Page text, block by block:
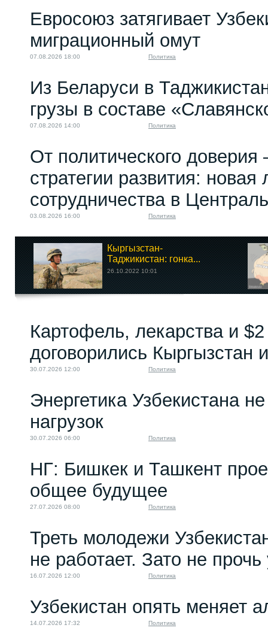
Евросоюз затягивает
миграционный омут
07.08.2026 18:00 Политика
Из Беларуси в
грузы в составе
07.08.2026 14:00 Политика
От политического
стратегии развития: новая
сотрудничества в
03.08.2026 16:00 Политика
Кыргызстан-
Таджикистан: гонка...
26.10.2022 10:01
Картофель, лекарства и
договорились Кыргызстан
30.07.2026 12:00 Политика
Энергетика Узбекистана
нагрузок
30.07.2026 06:00 Политика
НГ: Бишкек и Ташкент
общее будущее
27.07.2026 08:00 Политика
Треть молодежи
не работает. Зато не
16.07.2026 12:00 Политика
Узбекистан опять меняет
14.07.2026 17:32 Политика